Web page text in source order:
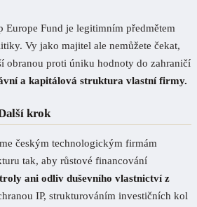
Europe Fund je legitimním předmětem
Vy jako majitel ale nemůžete čekat,
obranou proti úniku hodnoty do zahraničí
a kapitálová struktura vlastní firmy.
krok
českým technologickým firmám
tak, aby růstové financování
ani odliv duševního vlastnictví z
IP, strukturováním investičních kol